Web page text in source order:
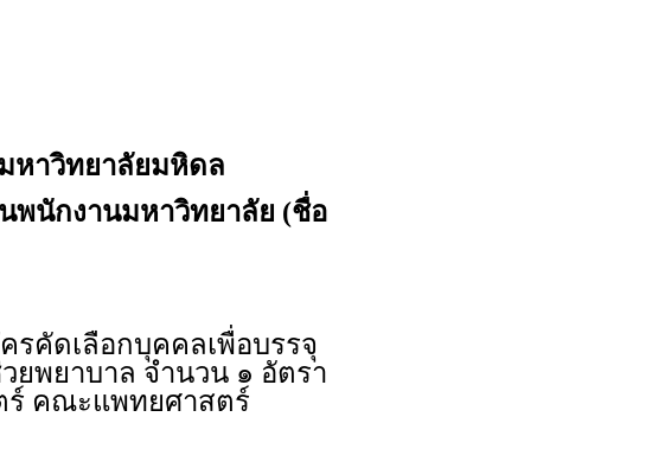
หาวิทยาลัยมหิดล
พนักงานมหาวิทยาลัย (ชื่อ
คัดเลือกบุคคลเพื่อบรรจุ
ยพยาบาล จำนวน ๑ อัตรา
ร์ คณะแพทยศาสตร์